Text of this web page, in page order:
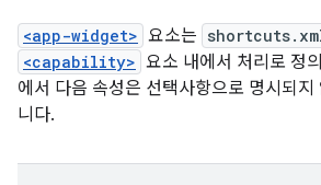
<app-widget> 요소는
<capability> 요소 내에서 처리로 정
에서 다음 속성은 선택사항으로 명시되지
니다.